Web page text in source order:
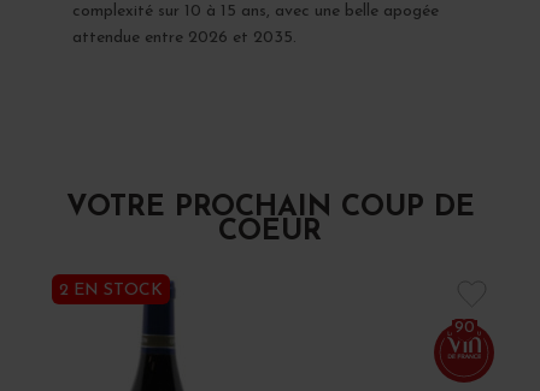
complexité sur 10 à 15 ans, avec une belle apogée
attendue entre 2026 et 2035.
VOTRE PROCHAIN COUP DE
COEUR
2 EN STOCK
90